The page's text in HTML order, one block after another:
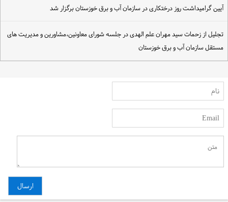
آیین گرامیداشت روز درختکاری در سازمان آب و برق خوزستان برگزار شد
تجلیل از زحمات سید مهران علم الهدی در جلسه شورای معاونین،مشاورین و مدیریت های
مستقل سازمان آب و برق خوزستان